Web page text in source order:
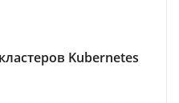
Kubernetes